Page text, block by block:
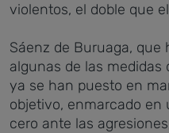
violentos, el doble que
Sáenz de Buruaga, que
algunas de las
ya se han puesto en
objetivo, enmarcado en
cero ante las